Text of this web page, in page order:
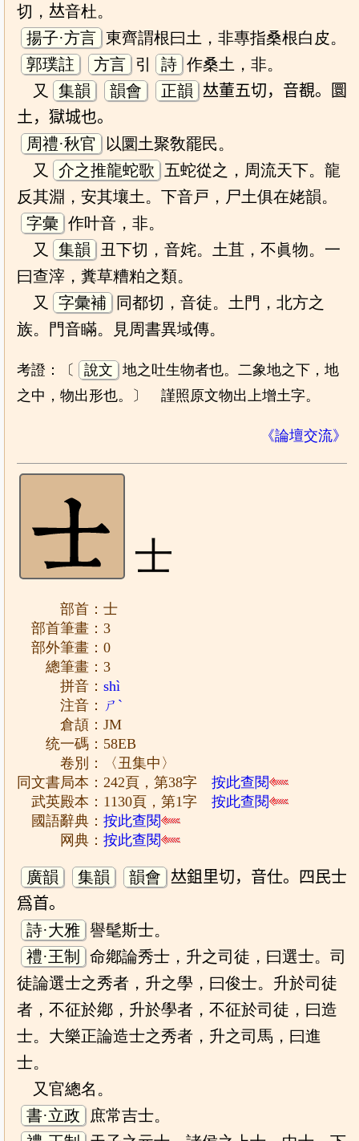
切，𠀤音杜。
揚子·方言 東齊謂根曰土，非專指桑根白皮。
郭璞註
方言 引 詩 作桑土，非。
又
集韻 韻會 正韻
𠀤董五切，音覩。圜
土，獄城也。
周禮·秋官
以圜土聚敎罷民。
又
介之推龍蛇歌
五蛇從之，周流天下。龍
反其淵，安其壤土。下音戸，尸土俱在姥韻。
字彙 作叶音，非。
又
集韻
丑下切，音姹。土苴，不眞物。一
曰查滓，糞草糟粕之類。
又
字彙補
同都切，音徒。土門，北方之
族。門音瞞。見周書異域傳。
考證：〔 說文
地之吐生物者也。二象地之下，地
之中，物出形也。〕 謹照原文物出上增土字。
《論壇交流》
士
部首：士
部首筆畫：3
部外筆畫：0
總筆畫：3
拼音：shì
注音： ㄕˋ
倉頡：JM
统一碼：58EB
卷別：〈丑集中〉
同文書局本：242頁，第38字按此查閱
武英殿本：1130頁，第1字按此查閱
國語辭典：按此查閱
网典：按此查閱
廣韻 集韻 韻會
𠀤鉏里切，音仕。四民士
爲首。
詩·大雅 譽髦斯士。
禮·王制
命鄕論秀士，升之司徒，曰選士。司
徒論選士之秀者，升之學，曰俊士。升於司徒
者，不征於鄕，升於學者，不征於司徒，曰造
士。大樂正論造士之秀者，升之司馬，曰進
士。
又官總名。
書·立政
庶常吉士。